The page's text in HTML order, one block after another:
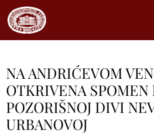
NA ANDRIĆEVOM
OTKRIVENA SPOMEN
POZORIŠNOJ DIVI
URBANOVOJ